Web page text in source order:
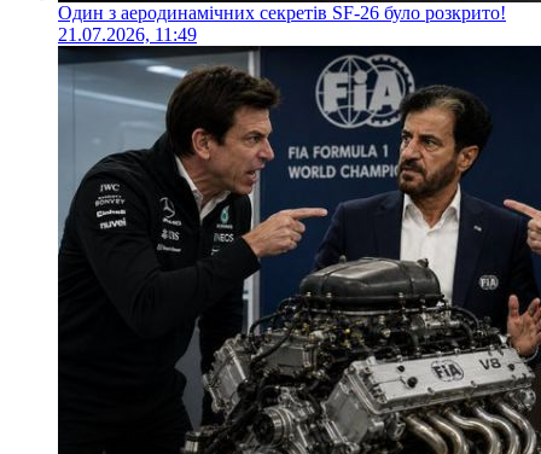
Один з аеродинамічних секретів SF-26 було розкрито!
21.07.2026, 11:49